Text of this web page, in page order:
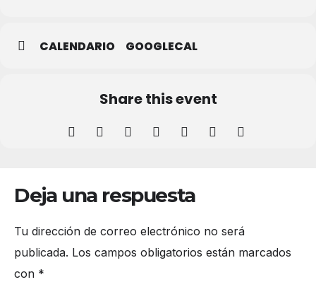
CALENDARIO GOOGLECAL
Share this event
Deja una respuesta
Tu dirección de correo electrónico no será
publicada. Los campos obligatorios están marcados
con *